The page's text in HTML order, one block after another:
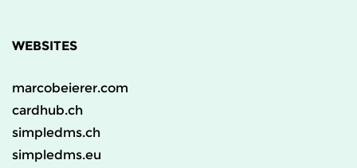
WEBSITES
marcobeierer.com
cardhub.ch
simpledms.ch
simpledms.eu